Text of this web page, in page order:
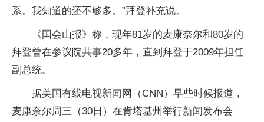
系。我知道的还不够多。”拜登补充说。
《国会山报》称，现年81岁的麦康奈尔和80岁的
拜登曾在参议院共事20多年，直到拜登于2009年担任
副总统。
据美国有线电视新闻网（CNN）早些时候报道，
麦康奈尔周三（30日）在肯塔基州举行新闻发布会